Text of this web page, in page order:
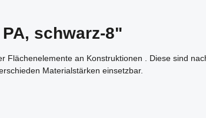
schwarz-8"
an Konstruktionen . Diese sind
Materialstärken einsetzbar.